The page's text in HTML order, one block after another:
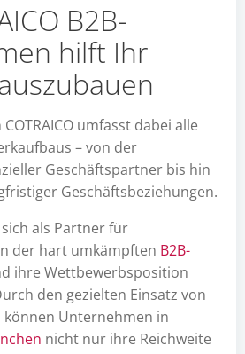
B2B-
hilft Ihr
umfasst dabei alle
– von der
Geschäftspartner bis hin
Geschäftsbeziehungen.
sich als Partner für
der hart umkämpften B2B-
ihre Wettbewerbsposition
den gezielten Einsatz von
Unternehmen in
nicht nur ihre Reichweite